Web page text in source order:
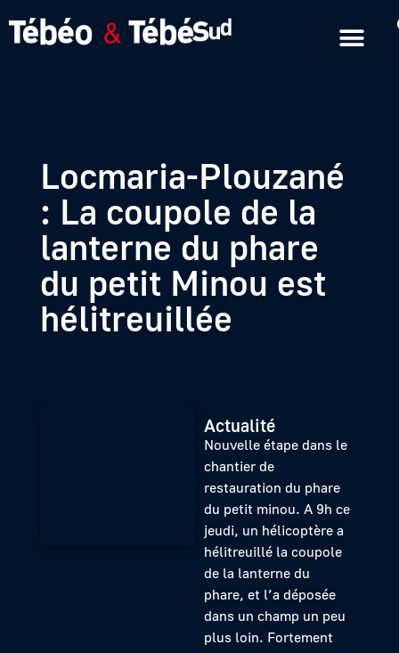
Locmaria-Plouzané
: La coupole de la
lanterne du phare
du petit Minou est
hélitreuillée
Actualité
Nouvelle étape dans le
chantier de
restauration du phare
du petit minou. A 9h ce
jeudi, un hélicoptère a
hélitreuillé la coupole
de la lanterne du
phare, et l’a déposée
dans un champ un peu
plus loin. Fortement